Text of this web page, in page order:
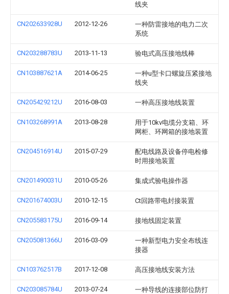
线夹
CN202633928U 2012-12-26
一种防雷接地的电力二次
系统
CN203288783U 2013-11-13 验电式高压接地线棒
CN103887621A 2014-06-25
一种u型卡口螺旋压紧接地
线夹
CN205429212U 2016-08-03 一种高压接地线装置
CN103268991A 2013-08-28
用于10kv电缆分支箱、环
网柜、环网箱的接地装置
CN204516914U 2015-07-29
配电线路及设备停电检修
时用接地装置
CN201490031U 2010-05-26 集成式验电操作器
CN201674003U 2010-12-15 Ct回路带电封接装置
CN205583175U 2016-09-14 接地线固定装置
CN205081366U 2016-03-09
一种新型电力安全布线连
接器
CN103762517B 2017-12-08 高压接地线安装方法
CN203085784U 2013-07-24
一种导线的连接部位防打